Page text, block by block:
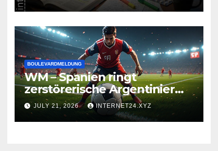
BOULEVARDMELDUNG
WM – Spanien ringt
zerstörerische Argentinier
nieder
JULY 21, 2026 INTERNET24.XYZ